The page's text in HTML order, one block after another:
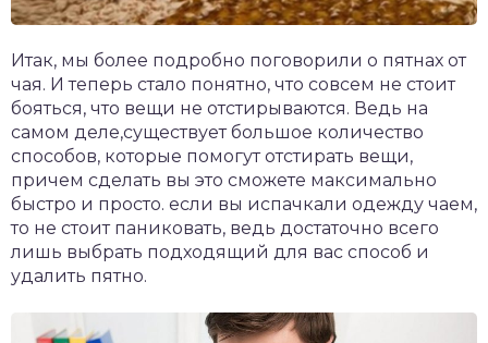
Итак, мы более подробно поговорили о пятнах от
чая. И теперь стало понятно, что совсем не стоит
бояться, что вещи не отстирываются. Ведь на
самом деле,существует большое количество
способов, которые помогут отстирать вещи,
причем сделать вы это сможете максимально
быстро и просто. если вы испачкали одежду чаем,
то не стоит паниковать, ведь достаточно всего
лишь выбрать подходящий для вас способ и
удалить пятно.